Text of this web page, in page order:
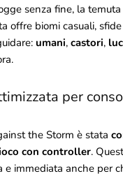
senza fine, la temuta
offre biomi casuali,
umani, castori,
per
the Storm è stata
con controller.
e immediata anche per